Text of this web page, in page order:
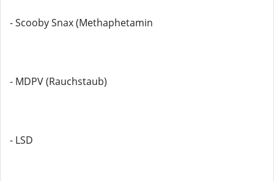
- Scooby Snax (Methaphetamin
- MDPV (Rauchstaub)
- LSD